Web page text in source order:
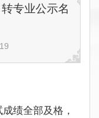
专业公示名
绩全部及格，